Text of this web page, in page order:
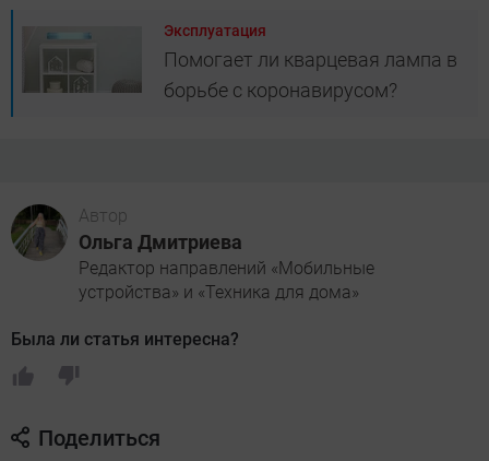
Эксплуатация
Помогает ли кварцевая лампа в
борьбе с коронавирусом?
Автор
Ольга Дмитриева
Редактор направлений «Мобильные
устройства» и «Техника для дома»
Была ли статья интересна?
Поделиться